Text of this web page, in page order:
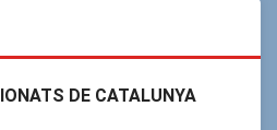
DE CATALUNYA